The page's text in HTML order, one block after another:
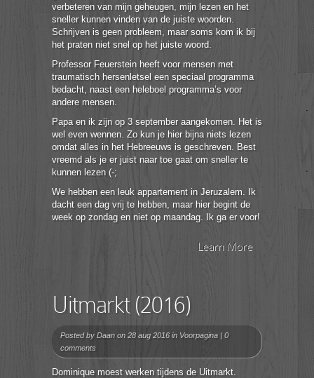
verbeteren van mijn geheugen, mijn lezen en het
sneller kunnen vinden van de juiste woorden.
Schrijven is geen probleem, maar soms kom ik bij
het praten niet snel op het juiste woord.
Professor Feuerstein heeft voor mensen met
traumatisch hersenletsel een speciaal programma
bedacht, naast een heleboel programma’s voor
andere mensen.
Papa en ik zijn op 3 september aangekomen. Het is
wel even wennen. Zo kun je hier bijna niets lezen
omdat alles in het Hebreeuws is geschreven. Best
vreemd als je er juist naar toe gaat om sneller te
kunnen lezen (-;
We hebben een leuk appartement in Jeruzalem. Ik
dacht een dag vrij te hebben, maar hier begint de
week op zondag en niet op maandag. Ik ga er voor!
Learn More
Uitmarkt (2016)
Posted by Daan on 28 aug 2016 in Voorpagina | 0
comments
Dominique moest werken tijdens de Uitmarkt.